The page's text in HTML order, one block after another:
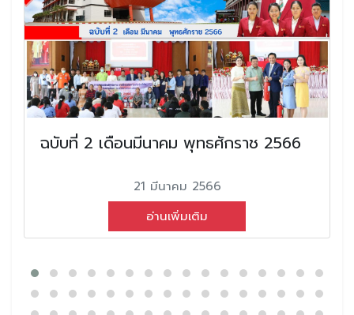
ฉบับที่ 2 เดือนมีนาคม พุทธศักราช 2566
21 มีนาคม 2566
อ่านเพิ่มเติม